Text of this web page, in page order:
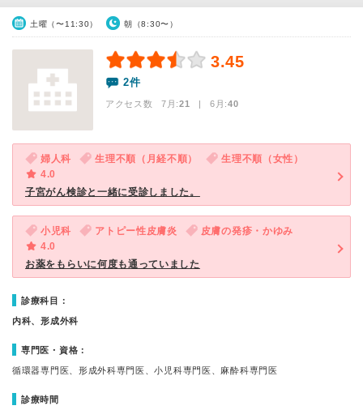
土曜（〜11:30） 朝（8:30〜）
3.45
2件
アクセス数 7月:21 | 6月:40
婦人科 生理不順（月経不順）
生理不順（女性）
4.0
子宮がん検診と一緒に受診しました。
小児科 アトピー性皮膚炎
皮膚の発疹・かゆみ
4.0
お薬をもらいに何度も通っていました
診療科目：
内科、形成外科
専門医・資格：
循環器専門医、形成外科専門医、小児科専門医、麻酔科専門医
診療時間